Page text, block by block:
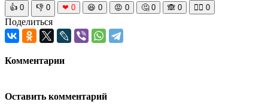
👍 0 👎 0 ❤ 0 😆 0 😡 0 🤔 0 🙈 0 🧘‍♀️ 0
Поделиться
Комментарии
Оставить комментарий